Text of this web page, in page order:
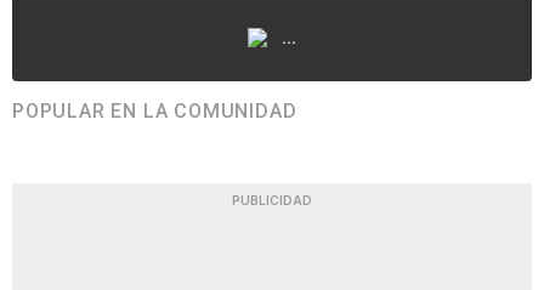
...
POPULAR EN LA COMUNIDAD
PUBLICIDAD